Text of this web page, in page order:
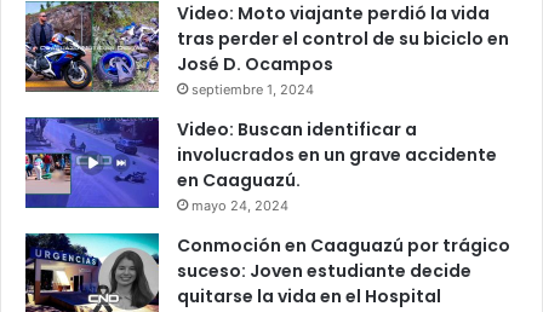
Video: Moto viajante perdió la vida
tras perder el control de su biciclo en
José D. Ocampos
septiembre 1, 2024
Video: Buscan identificar a
involucrados en un grave accidente
en Caaguazú.
mayo 24, 2024
Conmoción en Caaguazú por trágico
suceso: Joven estudiante decide
quitarse la vida en el Hospital